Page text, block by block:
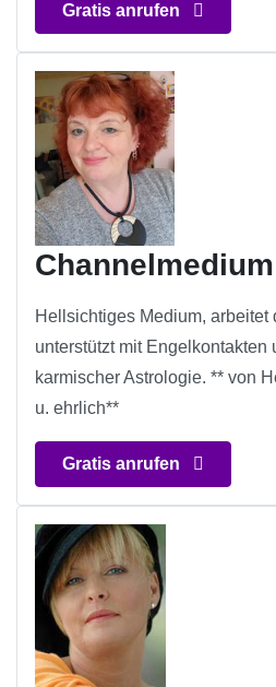
Gratis anrufen
Hellsichtiges Medium, arbeitet
unterstützt mit Engelkontakten
karmischer Astrologie. ** von
u. ehrlich**
Gratis anrufen